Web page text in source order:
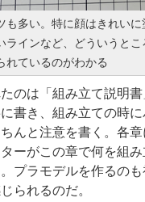
も多い。特に顔はきれいに
ラインなど、どういうと
れているのがわかる
のは「組み立て説明書
書き、組み立ての時
んと注意を書く。各章
ーがこの章で何を組
プラモデルを作るのも
られるのだ。